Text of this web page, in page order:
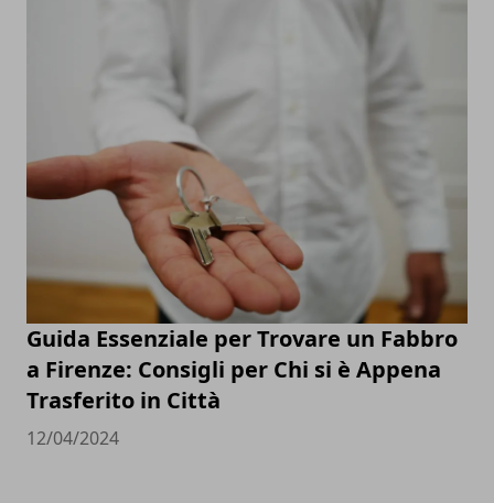
Guida Essenziale per Trovare un Fabbro
a Firenze: Consigli per Chi si è Appena
Trasferito in Città
12/04/2024